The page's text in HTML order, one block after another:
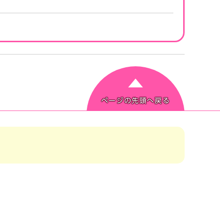
ページの先頭へ戻る